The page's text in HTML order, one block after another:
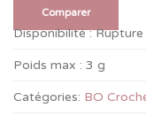
Comparer
Disponibilité :
Poids max : 3 g
Catégories: BO